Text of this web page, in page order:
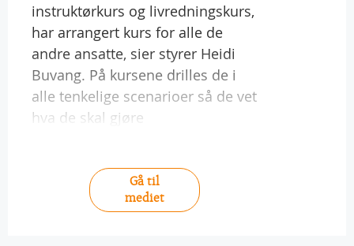
instruktørkurs og livredningskurs,
har arrangert kurs for alle de
andre ansatte, sier styrer Heidi
Buvang. På kursene drilles de i
alle tenkelige scenarioer så de vet
hva de skal gjøre
Gå til
mediet